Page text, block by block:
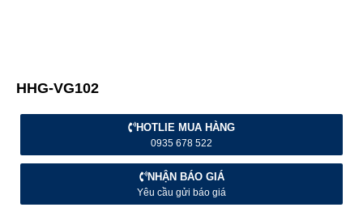
HHG-VG102
HOTLIE MUA HÀNG
0935 678 522
NHẬN BÁO GIÁ
Yêu cầu gửi báo giá